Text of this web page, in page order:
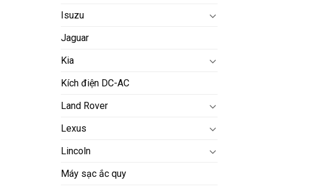
Isuzu
Jaguar
Kia
Kích điện DC-AC
Land Rover
Lexus
Lincoln
Máy sạc ắc quy